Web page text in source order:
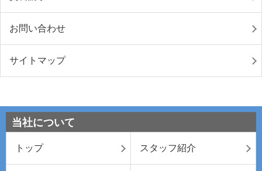
お問い合わせ
サイトマップ
当社について
トップ スタッフ紹介